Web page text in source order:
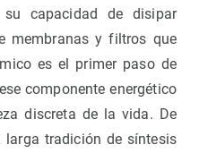
capacidad de disipar
membranas y filtros que
es el primer paso de
componente energético
discreta de la vida. De
larga tradición de síntesis